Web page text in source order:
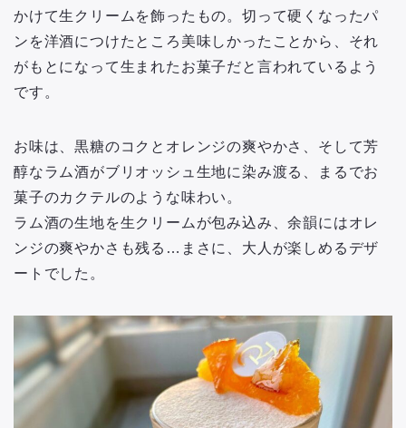
かけて生クリームを飾ったもの。切って硬くなったパ
ンを洋酒につけたところ美味しかったことから、それ
がもとになって生まれたお菓子だと言われているよう
です。
お味は、黒糖のコクとオレンジの爽やかさ、そして芳
醇なラム酒がブリオッシュ生地に染み渡る、まるでお
菓子のカクテルのような味わい。
ラム酒の生地を生クリームが包み込み、余韻にはオレ
ンジの爽やかさも残る…まさに、大人が楽しめるデザ
ートでした。